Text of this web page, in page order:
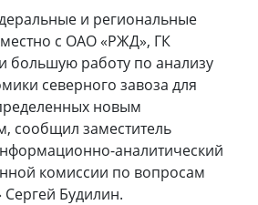
и региональные
с ОАО «РЖД», ГК
большую работу по анализу
северного завоза для
новым
сообщил заместитель
аналитический
комиссии по вопросам
Сергей Будилин.